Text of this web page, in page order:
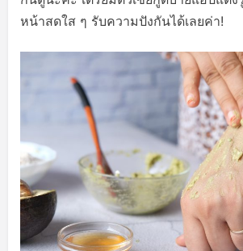
หน้าสดใส ๆ รับความปังกันได้เลยค่า!